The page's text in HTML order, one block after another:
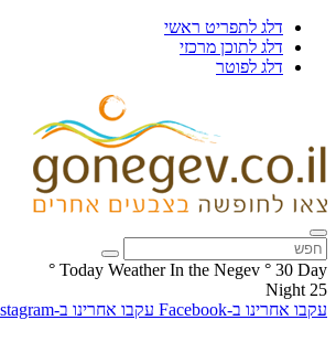
דלג לתפריט ראשי
דלג לתוכן מרכזי
דלג לפוטר
Today Weather In the Negev ° 30 Day
°
25
Night
עקבו אחרינו ב-Facebook
עקבו אחרינו ב-Instagram